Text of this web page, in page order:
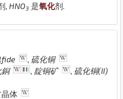
, HNO3 是氧化剂.
硫化铜
銅 靛铜矿
硫化铜(II)
体